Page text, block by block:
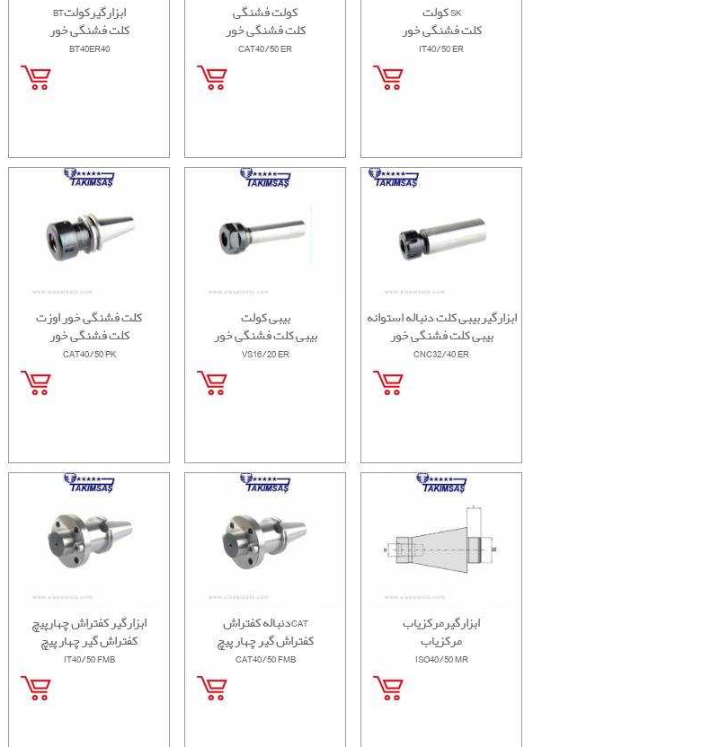
BTابزارگیرکولت
کلت فشنگی خور
BT40ER40
کولت فشنگی
کلت فشنگی خور
CAT40/50 ER
کولت SK
کلت فشنگی خور
IT40/50 ER
کلت فشنگی خور اوزت
کلت فشنگی خور
CAT40/50 PK
بیبی کولت
بیبی کلت فشنگی خور
VS16/20 ER
ابزارگیربیبی کلت دنباله استوانه
بیبی کلت فشنگی خور
CNC32/40 ER
ابزارگیر کفتراش چهارپیچ
کفتراش گیر چهار پیچ
IT40/50 FMB
دنباله کفتراشCAT
کفتراش گیر چهار پیچ
CAT40/50 FMB
ابزارگیرمرکزیاب
مرکزیاب
ISO40/50 MR